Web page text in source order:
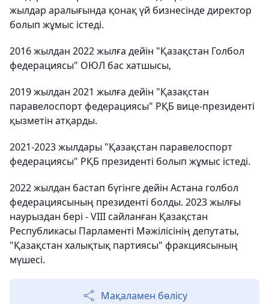
жылдар аралығында қонақ үй бизнесінде директор
болып жұмыс істеді.
2016 жылдан 2022 жылға дейін "Қазақстан Голбол
федерациясы" ОЮЛ бас хатшысы,
2019 жылдан 2021 жылға дейін "Қазақстан
паравелоспорт федерациясы" РҚБ вице-президенті
қызметін атқарды.
2021-2023 жылдары "Қазақстан паравелоспорт
федерациясы" РҚБ президенті болып жұмыс істеді.
2022 жылдан бастап бүгінге дейін Астана голбол
федерациясының президенті болды. 2023 жылғы
наурыздан бері - VIII сайланған Қазақстан
Республикасы Парламенті Мәжілісінің депутаты,
"Қазақстан халықтық партиясы" фракциясының
мүшесі.
Мақаламен бөлісу